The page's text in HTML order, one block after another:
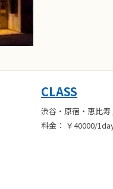
CLASS
渋谷・原宿・恵比寿
料金： ￥40000/